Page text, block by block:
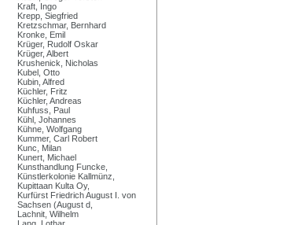
Kraft, Ingo
Krepp, Siegfried
Kretzschmar, Bernhard
Kronke, Emil
Krüger, Rudolf Oskar
Krüger, Albert
Krushenick, Nicholas
Kubel, Otto
Kubin, Alfred
Küchler, Fritz
Küchler, Andreas
Kuhfuss, Paul
Kühl, Johannes
Kühne, Wolfgang
Kummer, Carl Robert
Kunc, Milan
Kunert, Michael
Kunsthandlung Funcke,
Künstlerkolonie Kallmünz,
Kupittaan Kulta Oy,
Kurfürst Friedrich August I. von
Sachsen (August d,
Lachnit, Wilhelm